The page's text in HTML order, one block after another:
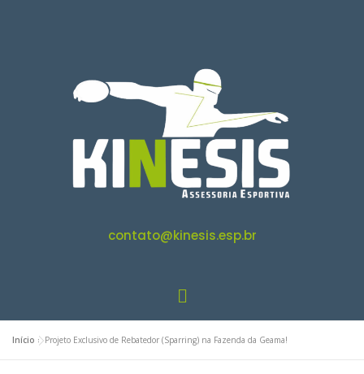
contato@kinesis.esp.br
Início »Projeto Exclusivo de Rebatedor (Sparring) na Fazenda da Geama!